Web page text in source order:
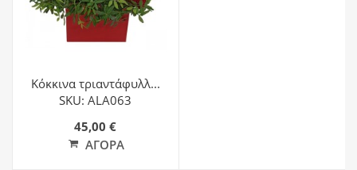
Κόκκινα τριαντάφυλλ...
SKU: ALA063
45,00 €
ΑΓΟΡΆ